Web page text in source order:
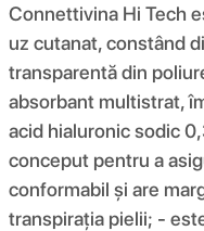
Connettivina Hi Tech
uz cutanat, constând
transparentă din
absorbant multistrat,
acid hialuronic sodic
conceput pentru a
conformabil și are
transpirația pielii; -